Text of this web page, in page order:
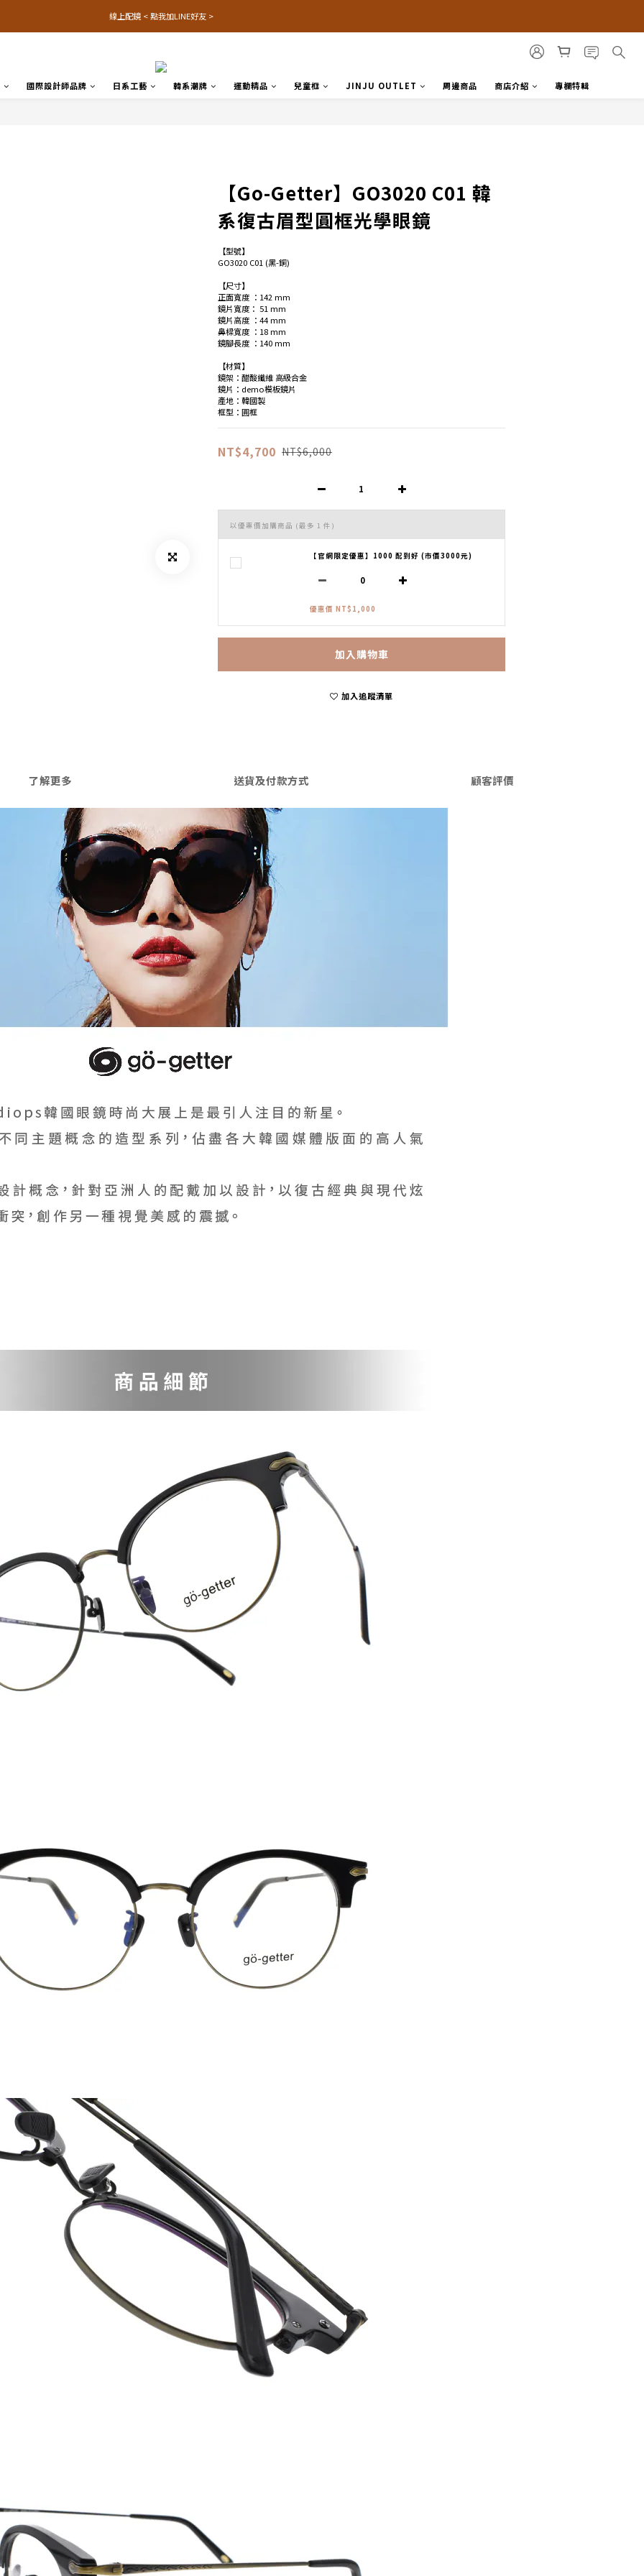
線上配鏡 < 點我加LINE好友 >
國際設計師品牌 日系工藝 韓系潮牌 運動精品 兒童框 JINJU OUTLET 周邊商品 商店介紹 專欄特輯
【Go-Getter】GO3020 C01 韓
系復古眉型圓框光學眼鏡
【型號】
GO3020 C01 (黑-銅)
【尺寸】
正面寬度 ：142 mm
鏡片寬度： 51 mm
鏡片高度 ：44 mm
鼻樑寬度 ：18 mm
鏡腳長度 ：140 mm
【材質】
鏡架：醋酸纖維 高級合金
鏡片：demo模板鏡片
產地：韓國製
框型：圓框
NT$4,700 NT$6,000
以優惠價加購商品 (最多 1 件)
【官網限定優惠】1000 配到好 (市價3000元)
優惠價 NT$1,000
加入購物車
加入追蹤清單
了解更多 送貨及付款方式 顧客評價